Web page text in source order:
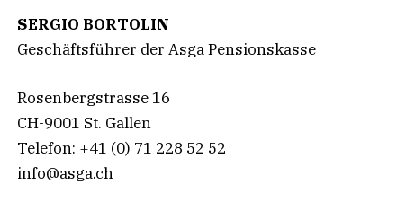
SERGIO BORTOLIN
Geschäftsführer der Asga Pensionskasse
Rosenbergstrasse 16
CH-9001 St. Gallen
Telefon: +41 (0) 71 228 52 52
info@asga.ch